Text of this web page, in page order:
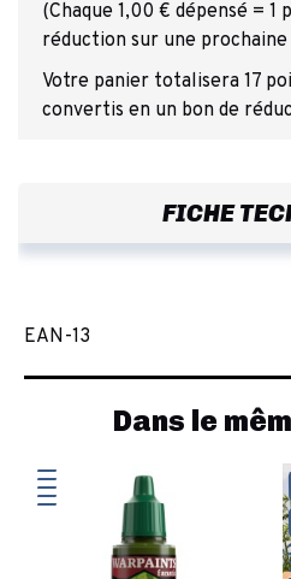
(Chaque 1,00 € dépensé = 1
réduction sur une prochaine
Votre panier totalisera 17
convertis en un bon de
FICHE
EAN-13
Dans le